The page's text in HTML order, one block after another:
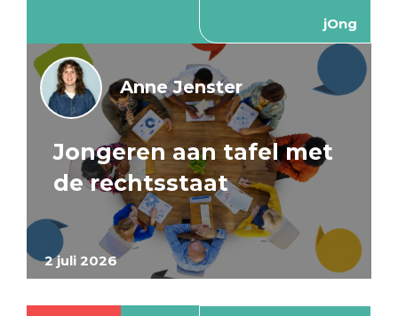
jOng
2 juli 2026
Anne Jenster
Jongeren aan tafel met
de rechtsstaat